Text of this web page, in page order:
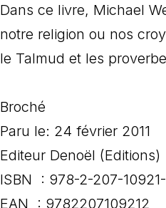
Dans ce livre, Michael
notre religion ou nos
le Talmud et les
Broché
Paru le: 24 février 2011
Editeur Denoël (Editions)
ISBN : 978-2-207-
EAN : 9782207109212